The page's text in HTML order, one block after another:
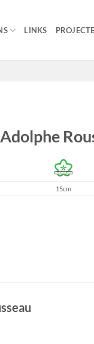
LINKS
15cm